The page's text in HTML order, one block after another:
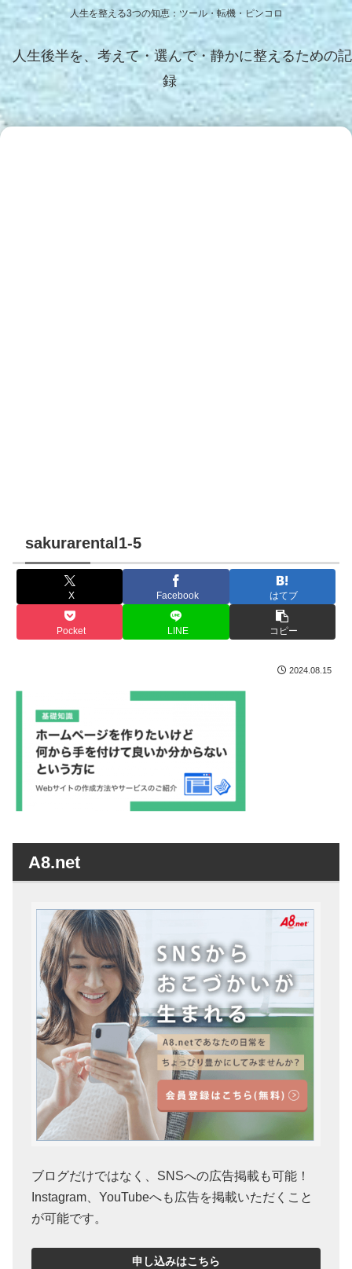
人生を整える3つの知恵：ツール・転機・ピンコロ
人生後半を、考えて・選んで・静かに整えるための記
録
sakurarental1-5
X Facebook はてブ
Pocket LINE コピー
2024.08.15
A8.net
ブログだけではなく、SNSへの広告掲載も可能！
Instagram、YouTubeへも広告を掲載いただくこと
が可能です。
申し込みはこちら